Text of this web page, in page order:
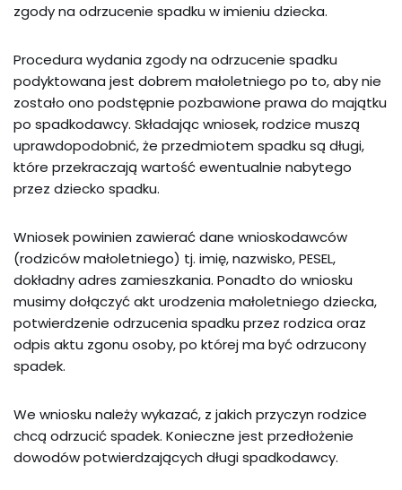
zgody na odrzucenie spadku w imieniu dziecka.
Procedura wydania zgody na odrzucenie spadku
podyktowana jest dobrem małoletniego po to, aby nie
zostało ono podstępnie pozbawione prawa do majątku
po spadkodawcy. Składając wniosek, rodzice muszą
uprawdopodobnić, że przedmiotem spadku są długi,
które przekraczają wartość ewentualnie nabytego
przez dziecko spadku.
Wniosek powinien zawierać dane wnioskodawców
(rodziców małoletniego) tj. imię, nazwisko, PESEL,
dokładny adres zamieszkania. Ponadto do wniosku
musimy dołączyć akt urodzenia małoletniego dziecka,
potwierdzenie odrzucenia spadku przez rodzica oraz
odpis aktu zgonu osoby, po której ma być odrzucony
spadek.
We wniosku należy wykazać, z jakich przyczyn rodzice
chcą odrzucić spadek. Konieczne jest przedłożenie
dowodów potwierdzających długi spadkodawcy.